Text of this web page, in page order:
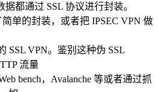
都通过 SSL 协议进行封装。
单的封装，或者把 IPSEC VPN 做
SSL VPN。鉴别这种伪 SSL
流量
bench，Avalanche 等或者通过抓